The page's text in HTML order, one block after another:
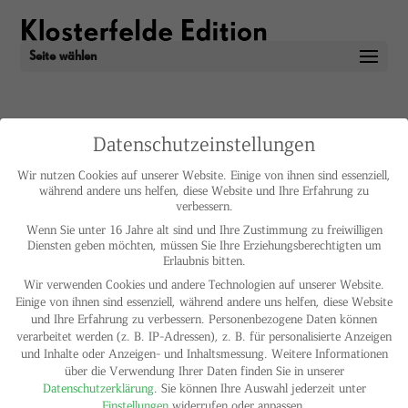
Seite wählen
Untitled, 1996-2006 John Bock
Datenschutzeinstellungen
Wir nutzen Cookies auf unserer Website. Einige von ihnen sind essenziell,
während andere uns helfen, diese Website und Ihre Erfahrung zu
verbessern.
Wenn Sie unter 16 Jahre alt sind und Ihre Zustimmung zu freiwilligen
Diensten geben möchten, müssen Sie Ihre Erziehungsberechtigten um
Erlaubnis bitten.
Wir verwenden Cookies und andere Technologien auf unserer Website.
Einige von ihnen sind essenziell, während andere uns helfen, diese Website
und Ihre Erfahrung zu verbessern. Personenbezogene Daten können
verarbeitet werden (z. B. IP-Adressen), z. B. für personalisierte Anzeigen
und Inhalte oder Anzeigen- und Inhaltsmessung. Weitere Informationen
über die Verwendung Ihrer Daten finden Sie in unserer
Datenschutzerklärung. Sie können Ihre Auswahl jederzeit unter
Einstellungen widerrufen oder anpassen.